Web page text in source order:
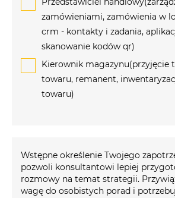
zamówieniami, zamówienia w
crm - kontakty i zadania,
skanowanie kodów qr)
Kierownik magazynu(przyjęcie
towaru, remanent,
towaru)
Wstępne określenie Twojego
pozwoli konsultantowi lepiej
rozmowy na temat strategii.
wagę do osobistych porad i